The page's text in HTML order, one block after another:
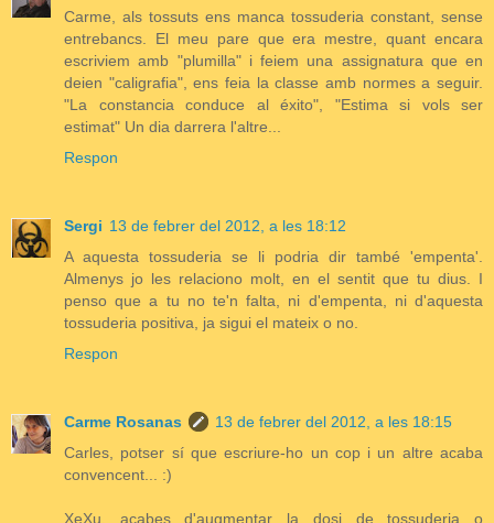
Carme, als tossuts ens manca tossuderia constant, sense
entrebancs. El meu pare que era mestre, quant encara
escriviem amb "plumilla" i feiem una assignatura que en
deien "caligrafia", ens feia la classe amb normes a seguir.
"La constancia conduce al éxito", "Estima si vols ser
estimat" Un dia darrera l'altre...
Respon
Sergi 13 de febrer del 2012, a les 18:12
A aquesta tossuderia se li podria dir també 'empenta'.
Almenys jo les relaciono molt, en el sentit que tu dius. I
penso que a tu no te'n falta, ni d'empenta, ni d'aquesta
tossuderia positiva, ja sigui el mateix o no.
Respon
Carme Rosanas
13 de febrer del 2012, a les 18:15
Carles, potser sí que escriure-ho un cop i un altre acaba
convencent... :)
XeXu, acabes d'augmentar la dosi de tossuderia o